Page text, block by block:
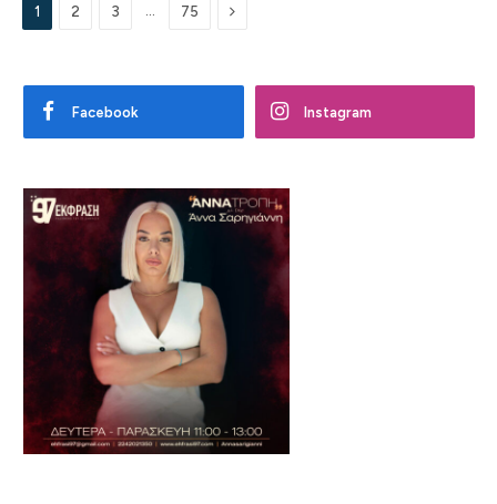
1 2 3 … 75 Next
Facebook Instagram